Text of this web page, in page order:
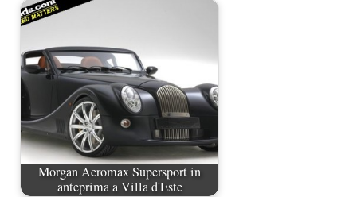
Morgan Aeromax Supersport in
anteprima a Villa d'Este